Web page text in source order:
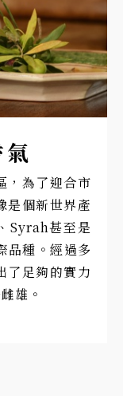
，為了迎合市
是個新世界產
Syrah甚至是
種。經過多
了足夠的實力
雄。